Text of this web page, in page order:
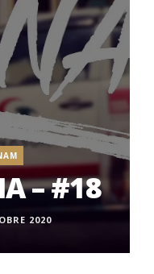
– #18
2020